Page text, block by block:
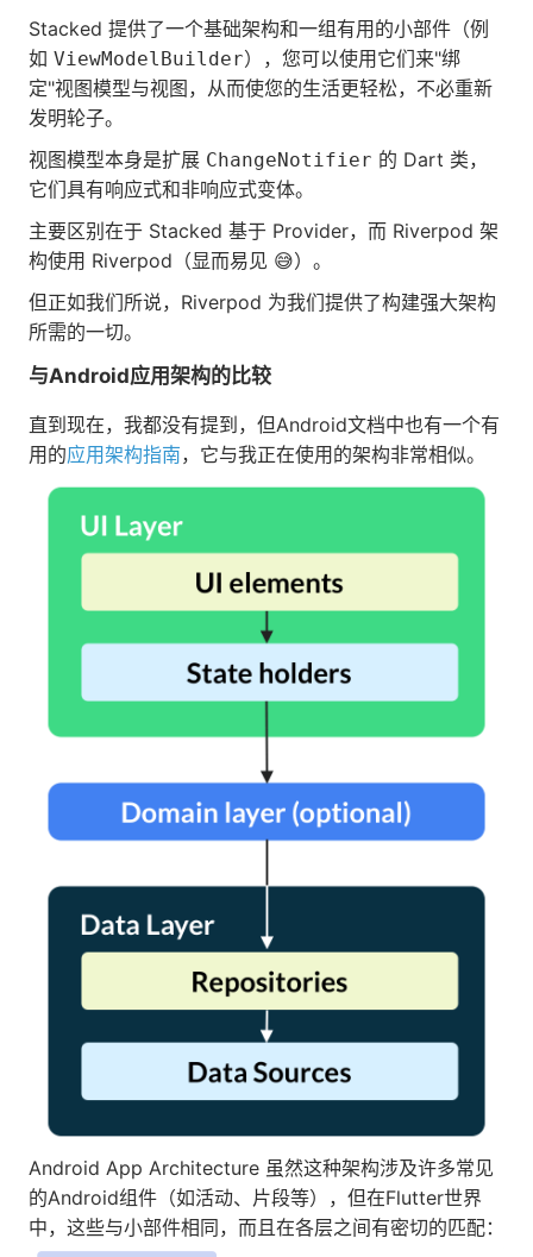
Stacked 提供了一个基础架构和一组有用的小部件（例
如 ViewModelBuilder），您可以使用它们来"绑
定"视图模型与视图，从而使您的生活更轻松，不必重新
发明轮子。
视图模型本身是扩展 ChangeNotifier 的 Dart 类，
它们具有响应式和非响应式变体。
主要区别在于 Stacked 基于 Provider，而 Riverpod 架
构使用 Riverpod（显而易见 😅）。
但正如我们所说，Riverpod 为我们提供了构建强大架构
所需的一切。
与Android应用架构的比较
直到现在，我都没有提到，但Android文档中也有一个有
用的应用架构指南，它与我正在使用的架构非常相似。
Android App Architecture 虽然这种架构涉及许多常见
的Android组件（如活动、片段等），但在Flutter世界
中，这些与小部件相同，而且在各层之间有密切的匹配：